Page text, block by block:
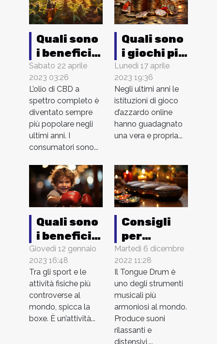
Quali sono
i benefici
dell'uso
dell'olio di
CBD a
spettro
completo
?
Sabato 22 aprile
2023 03:26
L’olio di CBD a
spettro completo è
diventato sempre
più popolare negli
ultimi anni. I
consumatori sono...
Quali sono
i giochi più
redditizi
dei casinò
online ?
Lunedì 17 aprile
2023 19:36
Negli ultimi anni le
istituzioni di gioco
d’azzardo online
hanno guadagnato
una vera e propria...
Quali sono
i benefici
della boxe
per i
bambini?
Giovedì 12 gennaio
2023 16:48
Tra gli sport e le
attività fisiche più
controverse al
mondo, spicca la
boxe. È un’attività...
Consigli
per
suonare il
Tongue
Drum
Martedì 6 dicembre
2022 11:28
Il Tongue Drum è
uno degli strumenti
musicali più
armoniosi al mondo.
Produce suoni
rilassanti e
distensivi,...